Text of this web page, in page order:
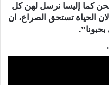
كما إليسا نرسل لهن كل
الحياة تستحق الصراع، ان